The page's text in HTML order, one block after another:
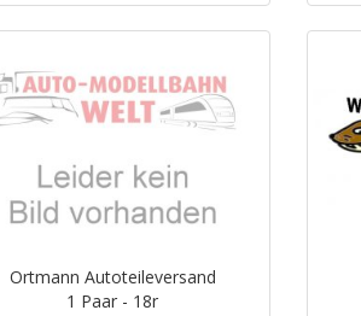
Ortmann Autoteileversand
1 Paar - 18r